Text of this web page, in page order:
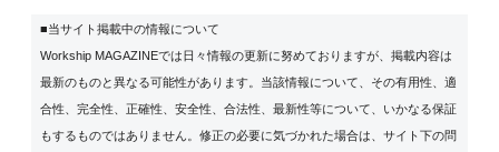
■当サイト掲載中の情報について
Workship MAGAZINEでは日々情報の更新に努めておりますが、掲載内容は
最新のものと異なる可能性があります。当該情報について、その有用性、適
合性、完全性、正確性、安全性、合法性、最新性等について、いかなる保証
もするものではありません。修正の必要に気づかれた場合は、サイト下の問